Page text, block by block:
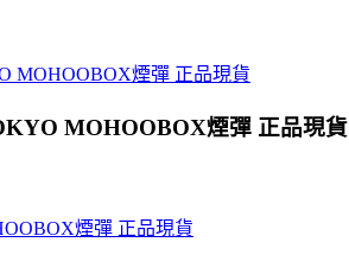
MOHOOBOX煙彈 正品現貨